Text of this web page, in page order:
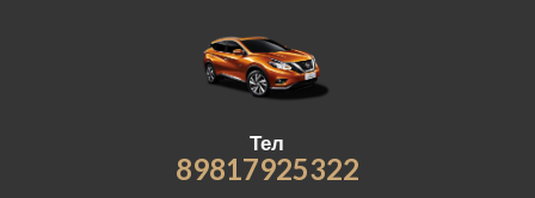
Тел
89817925322